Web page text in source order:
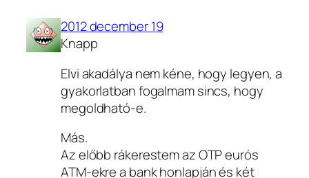
2012 december 19
Knapp
Elvi akadálya nem kéne, hogy legyen, a
gyakorlatban fogalmam sincs, hogy
megoldható-e.
Más.
Az előbb rákerestem az OTP eurós
ATM-ekre a bank honlapján és két